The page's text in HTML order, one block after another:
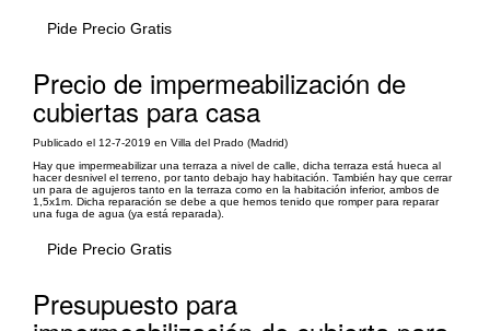
Pide Precio Gratis
Precio de impermeabilización de
cubiertas para casa
Publicado el 12-7-2019 en Villa del Prado (Madrid)
Hay que impermeabilizar una terraza a nivel de calle, dicha terraza está hueca al
hacer desnivel el terreno, por tanto debajo hay habitación. También hay que cerrar
un para de agujeros tanto en la terraza como en la habitación inferior, ambos de
1,5x1m. Dicha reparación se debe a que hemos tenido que romper para reparar
una fuga de agua (ya está reparada).
Pide Precio Gratis
Presupuesto para